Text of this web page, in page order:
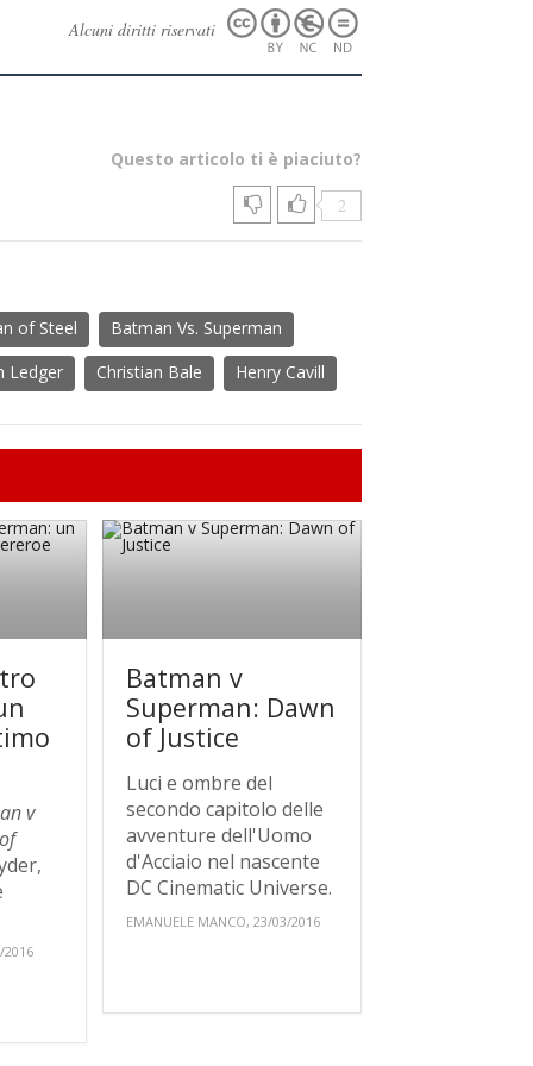
Alcuni diritti riservati
Questo articolo ti è piaciuto?
2
of Steel
Batman Vs. Superman
Ledger
Christian Bale Henry Cavill
v
2016
Batman v
Superman: Dawn
of Justice
Luci e ombre del
secondo capitolo delle
avventure dell'Uomo
d'Acciaio nel nascente
DC Cinematic Universe.
EMANUELE MANCO, 23/03/2016